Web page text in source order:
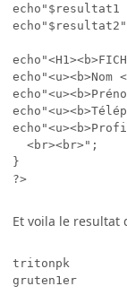
echo"$resultat1
<br><br>";
}
Et voila le resultat
tritonpk
gruten1er